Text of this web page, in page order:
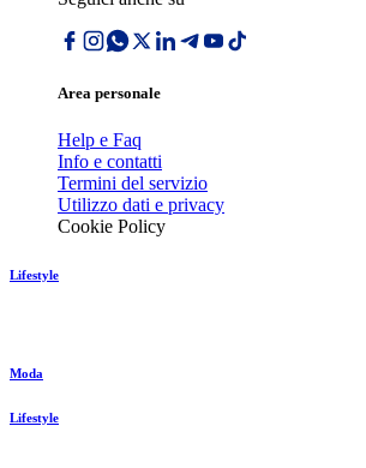
Area personale
Help e Faq
Info e contatti
Termini del servizio
Utilizzo dati e privacy
Cookie Policy
Lifestyle
Moda
Lifestyle